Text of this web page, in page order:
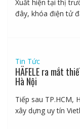
Xuất hiện tại thị
đây, khóa điện tử
Tin Tức
HÄFELE ra mắt
Hà Nội
Tiếp sau TP.HCM,
xây dựng uy tín